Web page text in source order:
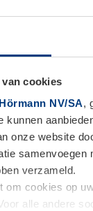
cookies
Hörmann NV/SA,
kunnen
onze website
verzameld.
om cookies op
alle andere